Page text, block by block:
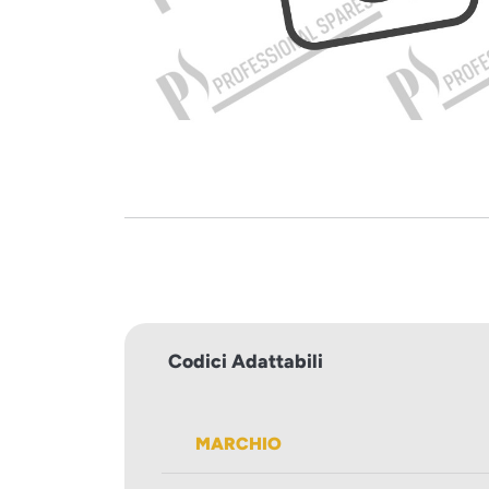
Codici Adattabili
MARCHIO